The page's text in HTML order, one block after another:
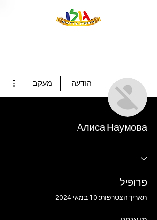
הודעה מעקב
Алиса Наумова
פרופיל
תאריך הצטרפות: 10 במאי 2024